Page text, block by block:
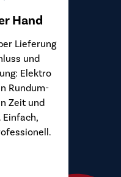
Hand
Lieferung
und
Elektro
Rundum-
Zeit und